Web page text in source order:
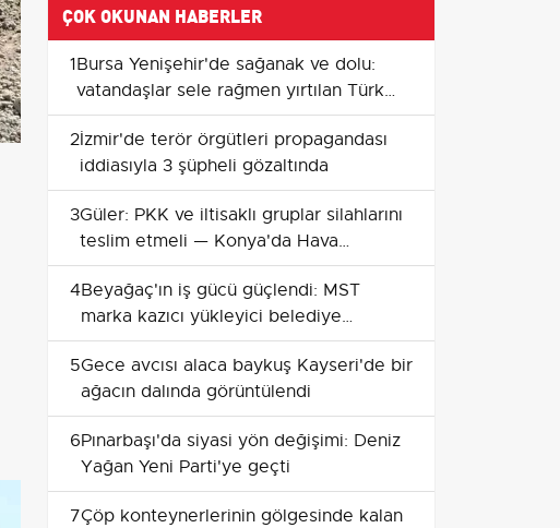
ÇOK OKUNAN HABERLER
1Bursa Yenişehir'de sağanak ve dolu:
vatandaşlar sele rağmen yırtılan Türk
Bayrağını yerine astı
2İzmir'de terör örgütleri propagandası
iddiasıyla 3 şüpheli gözaltında
3Güler: PKK ve iltisaklı gruplar silahlarını
teslim etmeli — Konya'da Hava
Savunma Eğitim Yılı Açılışı
4Beyağaç'ın iş gücü güçlendi: MST
marka kazıcı yükleyici belediye
envanterine katıldı
5Gece avcısı alaca baykuş Kayseri'de bir
ağacın dalında görüntülendi
6Pınarbaşı'da siyasi yön değişimi: Deniz
Yağan Yeni Parti'ye geçti
7Çöp konteynerlerinin gölgesinde kalan